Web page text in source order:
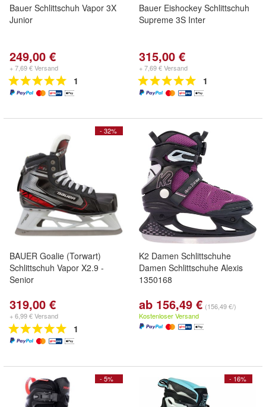
Bauer Schlittschuh Vapor 3X
Junior
249,00 €
+ 7,69 € Versand
1
Bauer Eishockey Schlittschuh
Supreme 3S Inter
315,00 €
+ 7,69 € Versand
1
- 32%
BAUER Goalie (Torwart)
Schlittschuh Vapor X2.9 -
Senior
319,00 €
+ 6,99 € Versand
1
K2 Damen Schlittschuhe
Damen Schlittschuhe Alexis
1350168
ab 156,49 € (156,49 €/)
Kostenloser Versand
- 5% - 16%